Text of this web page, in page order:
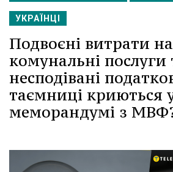
УКРАЇНЦІ
Подвоєні витрати на
комунальні послуги
несподівані
таємниці криються
меморандумі з